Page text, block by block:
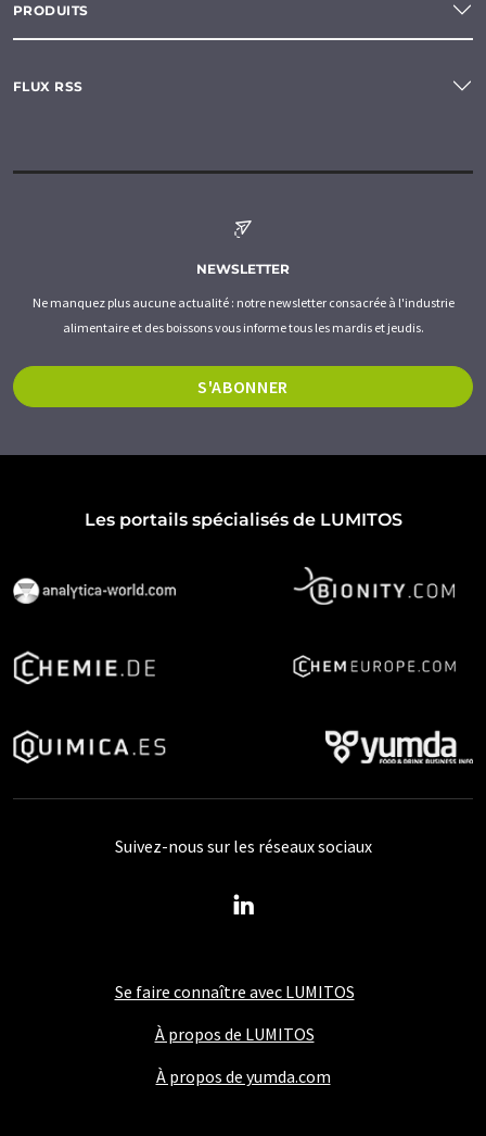
PRODUITS
FLUX RSS
NEWSLETTER
Ne manquez plus aucune actualité : notre newsletter consacrée à l'industrie
alimentaire et des boissons vous informe tous les mardis et jeudis.
S'ABONNER
Les portails spécialisés de LUMITOS
Se faire connaître avec LUMITOS
À propos de LUMITOS
À propos de yumda.com
Suivez-nous sur les réseaux sociaux